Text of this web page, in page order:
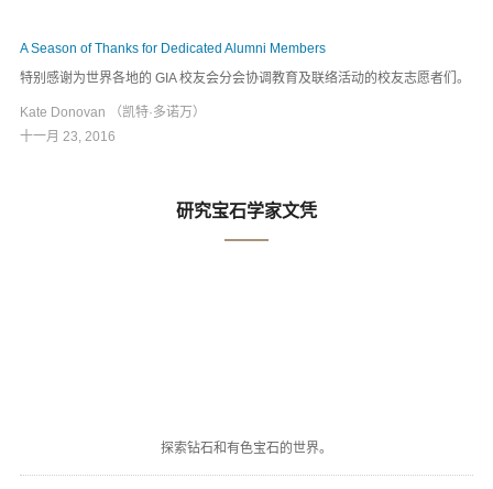
A Season of Thanks for Dedicated Alumni Members
特别感谢为世界各地的 GIA 校友会分会协调教育及联络活动的校友志愿者们。
Kate Donovan （凯特·多诺万）
十一月 23, 2016
研究宝石学家文凭
探索钻石和有色宝石的世界。